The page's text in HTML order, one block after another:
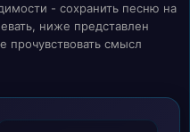
- сохранить песню на
ниже представлен
смысл